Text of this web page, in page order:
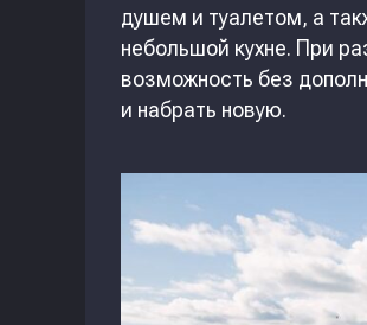
душем и туалетом, а
небольшой кухне. При
возможность без
и набрать новую.